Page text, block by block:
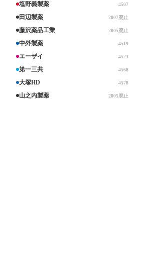
塩野義製薬 4507
田辺製薬 2007廃止
藤沢薬品工業 2005廃止
中外製薬 4519
エーザイ 4523
第一三共 4568
大塚HD 4578
山之内製薬 2005廃止